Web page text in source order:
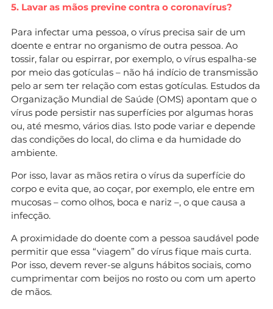
5. Lavar as mãos previne contra o coronavírus?
Para infectar uma pessoa, o vírus precisa sair de um
doente e entrar no organismo de outra pessoa. Ao
tossir, falar ou espirrar, por exemplo, o vírus espalha-se
por meio das gotículas – não há indício de transmissão
pelo ar sem ter relação com estas gotículas. Estudos da
Organização Mundial de Saúde (OMS) apontam que o
vírus pode persistir nas superfícies por algumas horas
ou, até mesmo, vários dias. Isto pode variar e depende
das condições do local, do clima e da humidade do
ambiente.
Por isso, lavar as mãos retira o vírus da superfície do
corpo e evita que, ao coçar, por exemplo, ele entre em
mucosas – como olhos, boca e nariz –, o que causa a
infecção.
A proximidade do doente com a pessoa saudável pode
permitir que essa “viagem” do vírus fique mais curta.
Por isso, devem rever-se alguns hábitos sociais, como
cumprimentar com beijos no rosto ou com um aperto
de mãos.